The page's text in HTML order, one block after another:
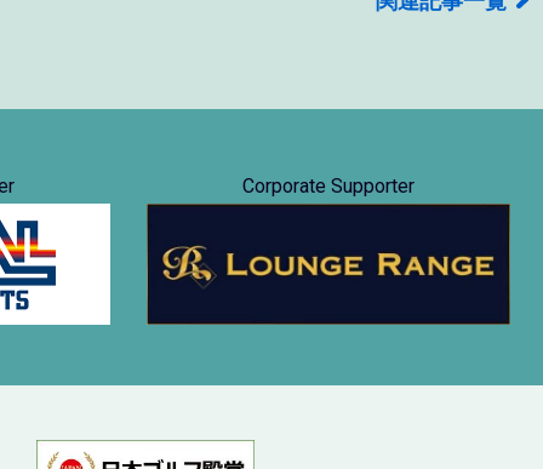
Corporate Supporter